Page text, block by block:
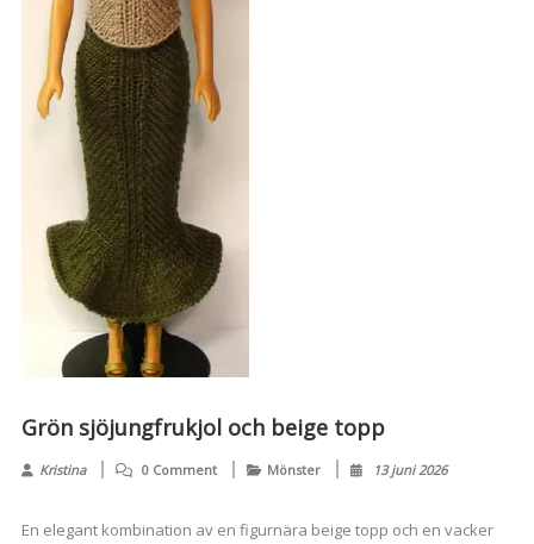
Grön sjöjungfrukjol och beige topp
Kristina 0 Comment Mönster 13 juni 2026
En elegant kombination av en figurnära beige topp och en vacker